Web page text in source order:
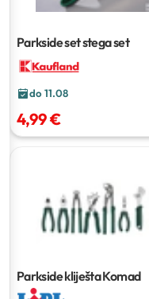
Parkside set stegaset
do 11.08
4,99 €
Parkside kliještaKomad